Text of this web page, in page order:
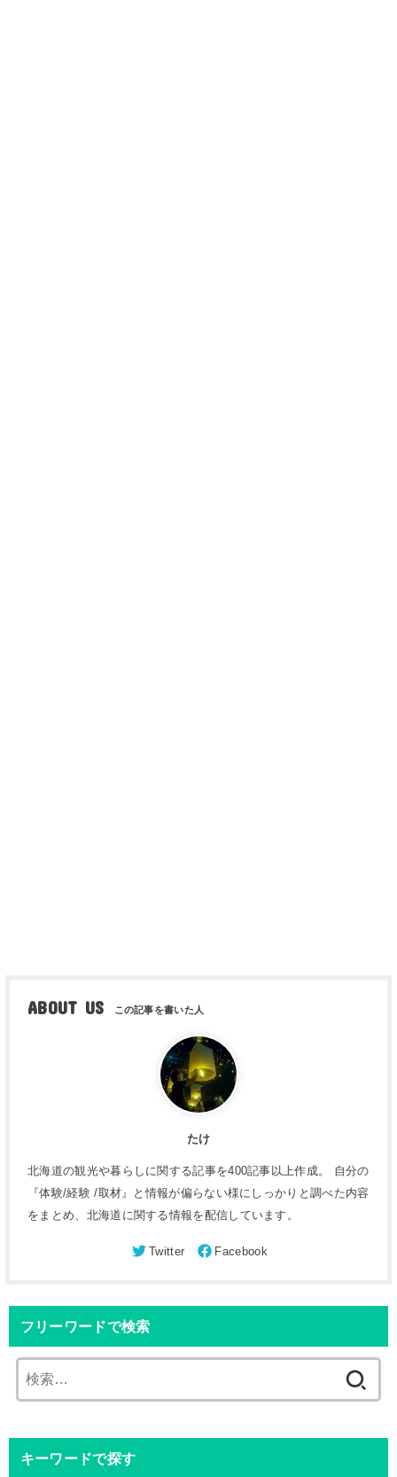
ABOUT US
たけ
北海道の観光や暮らしに関する記事を400記事以上作成。 自分の
『体験/経験 /取材』と情報が偏らない様にしっかりと調べた内容
をまとめ、北海道に関する情報を配信しています。
フリーワードで検索
索
キーワードで探す